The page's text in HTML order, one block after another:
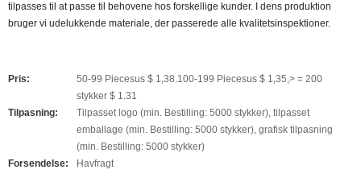
tilpasses til at passe til behovene hos forskellige kunder. I dens produktion
bruger vi udelukkende materiale, der passerede alle kvalitetsinspektioner.
Pris:
50-99 Piecesus $ 1,38.100-199 Piecesus $ 1,35,> = 200
stykker $ 1.31
Tilpasning:
Tilpasset logo (min. Bestilling: 5000 stykker), tilpasset
emballage (min. Bestilling: 5000 stykker), grafisk tilpasning
(min. Bestilling: 5000 stykker)
Forsendelse:
Havfragt